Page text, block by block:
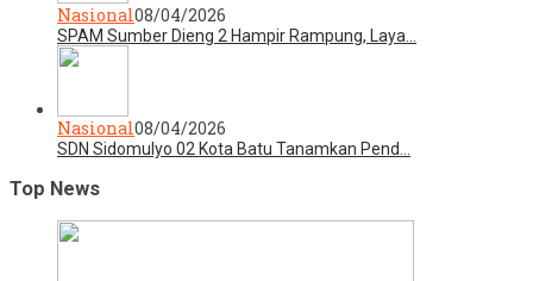
Nasional08/04/2026
SPAM Sumber Dieng 2 Hampir Rampung, Laya…
Nasional08/04/2026
SDN Sidomulyo 02 Kota Batu Tanamkan Pend…
Top News